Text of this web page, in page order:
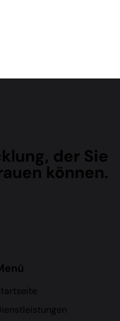
der Sie
können.